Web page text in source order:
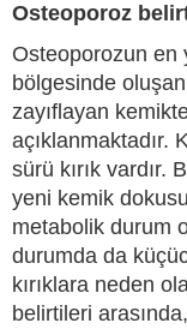
Osteoporoz
Osteoporozun en
bölgesinde oluşan
zayıflayan
açıklanmaktadır.
sürü kırık vardır.
yeni kemik
metabolik durum
durumda da
kırıklara neden
belirtileri